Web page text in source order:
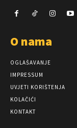
O nama
OGLAŠAVANJE
IMPRESSUM
UVJETI KORIŠTENJA
KOLAČIĆI
KONTAKT